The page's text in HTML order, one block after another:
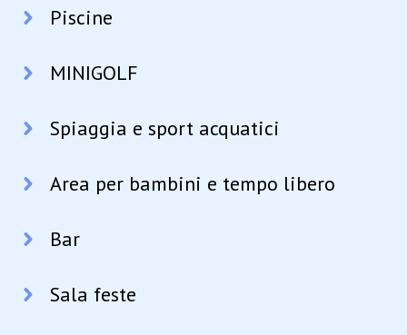
Piscine
MINIGOLF
Spiaggia e sport acquatici
Area per bambini e tempo libero
Bar
Sala feste